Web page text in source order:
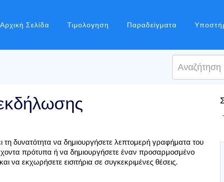
Αρχική Σελίδα Τιμολογηση Παραδείγματα
δυνατότητα να δημιουργήσετε λεπτομερή γραφήματα του
πρότυπα ή να δημιουργήσετε έναν προσαρμοσμένο
να εκχωρήσετε εισιτήρια σε συγκεκριμένες θέσεις.